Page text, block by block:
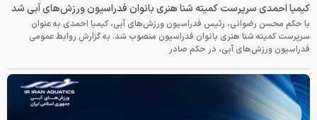
کیمیا احمدی سرپرست کمیته شنا هنری بانوان فدراسیون ورزش‌های آبی شد
با حکم محسن رضوانی، رئیس فدراسیون ورزش‌های آبی، کیمیا احمدی به عنوان
سرپرست کمیته شنا هنری بانوان فدراسیون منصوب شد. به گزارش روابط عمومی
فدراسیون ورزش‌های آبی، در حکم صادر